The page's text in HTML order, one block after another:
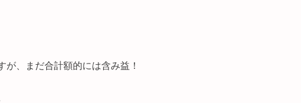
、まだ合計額的には含み益！